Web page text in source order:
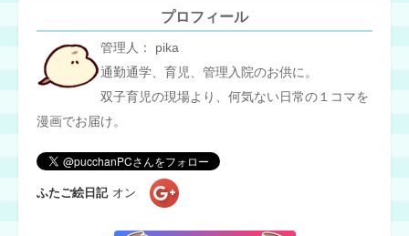
プロフィール
管理人： pika
通勤通学、育児、管理入院のお供に。
双子育児の現場より、何気ない日常の１コマを
漫画でお届け。
ふたご絵日記 オン